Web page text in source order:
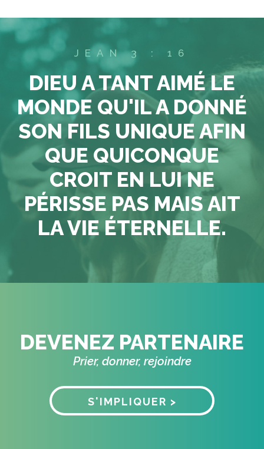
JEAN 3 : 16
DIEU A TANT AIMÉ LE
MONDE QU'IL A DONNÉ
SON FILS UNIQUE AFIN
QUE QUICONQUE
CROIT EN LUI NE
PÉRISSE PAS MAIS AIT
LA VIE ÉTERNELLE.
DEVENEZ PARTENAIRE
Prier, donner, rejoindre
S'IMPLIQUER >